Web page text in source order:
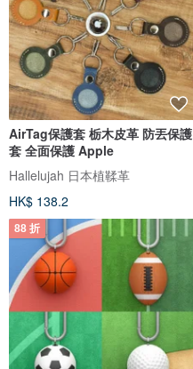
AirTag保護套 栃木皮革 防丟保護
套 全面保護 Apple
Hallelujah 日本植鞣革
HK$ 138.2
88 折